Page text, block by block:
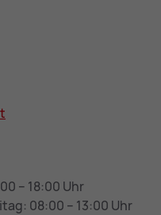
– 18:00 Uhr
08:00 – 13:00 Uhr